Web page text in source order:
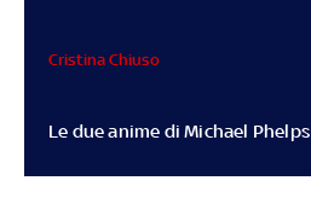
Le due anime di Michael Phelps
Cristina Chiuso